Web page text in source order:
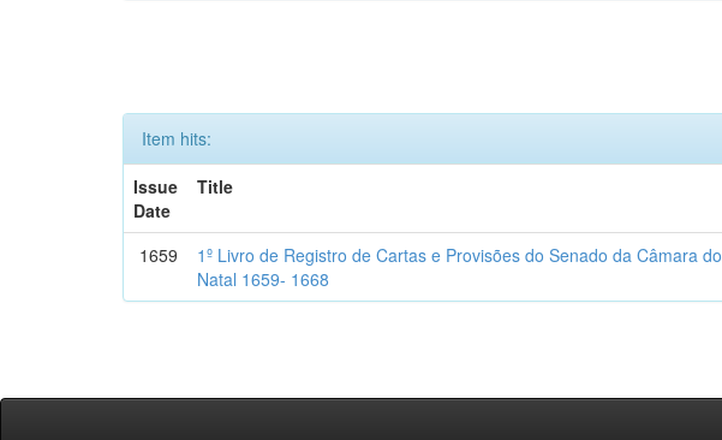
Item hits:
Issue
Date
Title
1659
1º Livro de Registro de Cartas e Provisões do Senado da Câmara do
Natal 1659- 1668